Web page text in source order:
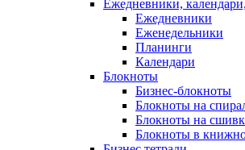
Ежедневники,
Ежедневники
Еженедельники
Планинги
Календари
Блокноты
Бизнес-блокноты
Блокноты на
Блокноты на
Блокноты в